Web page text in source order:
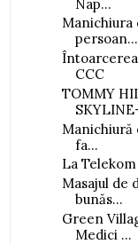
Nap...
Manichiura
persoan...
CCC
TOMMY
Manichiură
fa...
La
Masajul de
bunăs...
Green
Medici ...